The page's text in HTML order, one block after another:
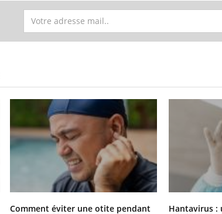
Comment éviter une otite pendant Hantavirus :